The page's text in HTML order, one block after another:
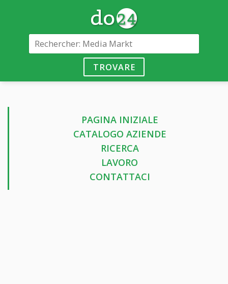
TROVARE
PAGINA INIZIALE
CATALOGO AZIENDE
RICERCA
LAVORO
CONTATTACI